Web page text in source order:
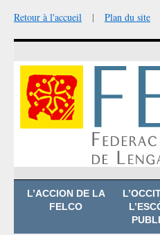
Retour à l'accueil | Plan du site
AllerL’ACCION DE LA
FELCO